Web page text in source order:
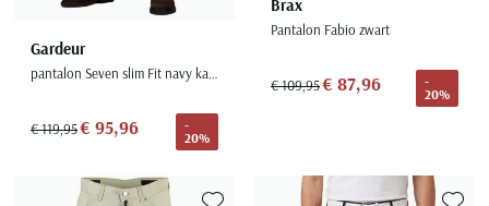
Gardeur
pantalon Seven slim Fit navy katoen
€ 119,95€ 95,96
-
20%
Brax
Pantalon Fabio zwart
€ 109,95€ 87,96
-
20%